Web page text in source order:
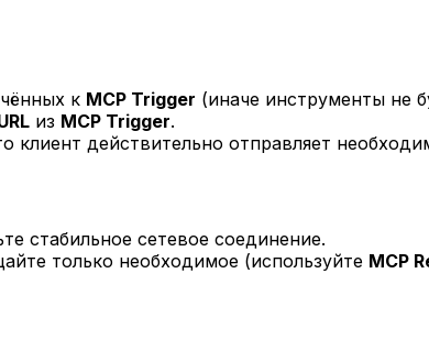
к MCP Trigger (иначе инструменты не
из MCP Trigger.
клиент действительно отправляет
стабильное сетевое соединение.
только необходимое (используйте MCP